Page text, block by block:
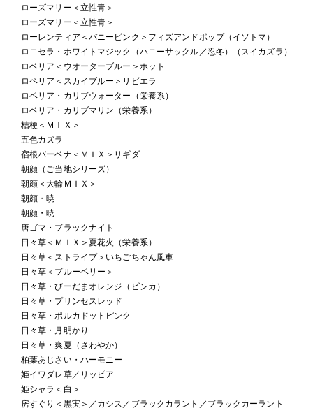
ローズマリー＜立性青＞
ローズマリー＜立性青＞
ローレンティア＜バニーピンク＞フィズアンドポップ（イソトマ）
ロニセラ・ホワイトマジック（ハニーサックル／忍冬）（スイカズラ）
ロベリア＜ウオーターブルー＞ホット
ロベリア＜スカイブルー＞リビエラ
ロベリア・カリブウォーター（栄養系）
ロベリア・カリブマリン（栄養系）
桔梗＜ＭＩＸ＞
五色カズラ
宿根バーベナ＜ＭＩＸ＞リギダ
朝顔（ご当地シリーズ）
朝顔＜大輪ＭＩＸ＞
朝顔・暁
朝顔・暁
唐ゴマ・ブラックナイト
日々草＜ＭＩＸ＞夏花火（栄養系）
日々草＜ストライプ＞いちごちゃん風車
日々草＜ブルーベリー＞
日々草・びーだまオレンジ（ビンカ）
日々草・プリンセスレッド
日々草・ポルカドットピンク
日々草・月明かり
日々草・爽夏（さわやか）
柏葉あじさい・ハーモニー
姫イワダレ草／リッピア
姫シャラ＜白＞
房すぐり＜黒実＞／カシス／ブラックカラント／ブラックカーラント